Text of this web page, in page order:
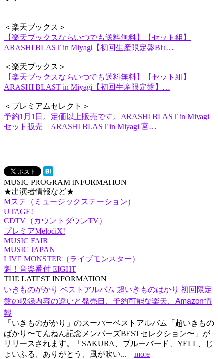
＜楽天ブックス＞
【楽天ブックスならいつでも送料無料】【セット組】
ARASHI BLAST in Miyagi【初回生産限定盤Blu…
＜楽天ブックス＞
【楽天ブックスならいつでも送料無料】【セット組】
ARASHI BLAST in Miyagi【初回生産限定盤】…
＜プレミアムセレクト＞
予約1月1日。定価以上販売です。ARASHI BLAST in Miyagi
セット販売 ARASHI BLAST in Miyagi 宮…
MUSIC PROGRAM INFORMATION
★出演者情報など★
Mステ（ミュージックステーション）
UTAGE!
CDTV（カウントダウンTV）
プレミアMelodiX!
MUSIC FAIR
MUSIC JAPAN
LIVE MONSTER（ライブモンスター）
魁！音楽番付 EIGHT
THE LATEST INFORMATION
いきものがかり ベストアルバム 超いきものばかり 初回限定
盤の収録内容の違いと発売日、予約可能な楽天、Amazon情
報
「いきものがかり」のスーパーベストアルバム「超いきもの
ばかり〜てんねん記念メンバーズBESTセレクション〜」が
リリースされます。「SAKURA、ブルーバード、YELL、じ
ょいふる、ありがとう、風が吹い... more